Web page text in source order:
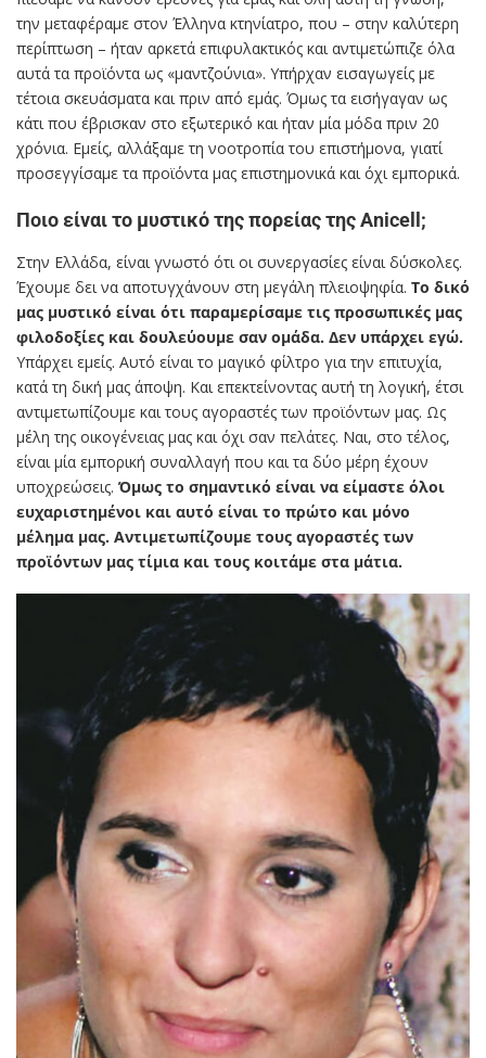
την μεταφέραμε στον Έλληνα κτηνίατρο, που – στην καλύτερη
περίπτωση – ήταν αρκετά επιφυλακτικός και αντιμετώπιζε όλα
αυτά τα προϊόντα ως «μαντζούνια». Υπήρχαν εισαγωγείς με
τέτοια σκευάσματα και πριν από εμάς. Όμως τα εισήγαγαν ως
κάτι που έβρισκαν στο εξωτερικό και ήταν μία μόδα πριν 20
χρόνια. Εμείς, αλλάξαμε τη νοοτροπία του επιστήμονα, γιατί
προσεγγίσαμε τα προϊόντα μας επιστημονικά και όχι εμπορικά.
Ποιο είναι το μυστικό της πορείας της Anicell;
Στην Ελλάδα, είναι γνωστό ότι οι συνεργασίες είναι δύσκολες.
Έχουμε δει να αποτυγχάνουν στη μεγάλη πλειοψηφία. Το δικό
μας μυστικό είναι ότι παραμερίσαμε τις προσωπικές μας
φιλοδοξίες και δουλεύουμε σαν ομάδα. Δεν υπάρχει εγώ.
Υπάρχει εμείς. Αυτό είναι το μαγικό φίλτρο για την επιτυχία,
κατά τη δική μας άποψη. Και επεκτείνοντας αυτή τη λογική, έτσι
αντιμετωπίζουμε και τους αγοραστές των προϊόντων μας. Ως
μέλη της οικογένειας μας και όχι σαν πελάτες. Ναι, στο τέλος,
είναι μία εμπορική συναλλαγή που και τα δύο μέρη έχουν
υποχρεώσεις. Όμως το σημαντικό είναι να είμαστε όλοι
ευχαριστημένοι και αυτό είναι το πρώτο και μόνο
μέλημα μας. Αντιμετωπίζουμε τους αγοραστές των
προϊόντων μας τίμια και τους κοιτάμε στα μάτια.